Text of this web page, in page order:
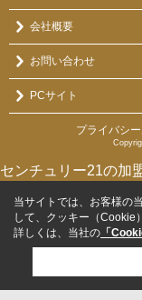
会社概要
お問い合わせ
PCサイト
プライバシ
センチュリー21の加
当サイトでは、お客様の
して、クッキー（Cookie
詳しくは、当社の 「